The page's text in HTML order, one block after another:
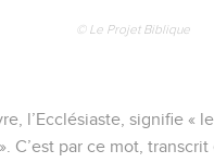
© Le Projet Biblique
l’Ecclésiaste, signifie «
C’est par ce mot,